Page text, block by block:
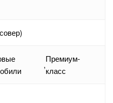
,
Премиум-
класс